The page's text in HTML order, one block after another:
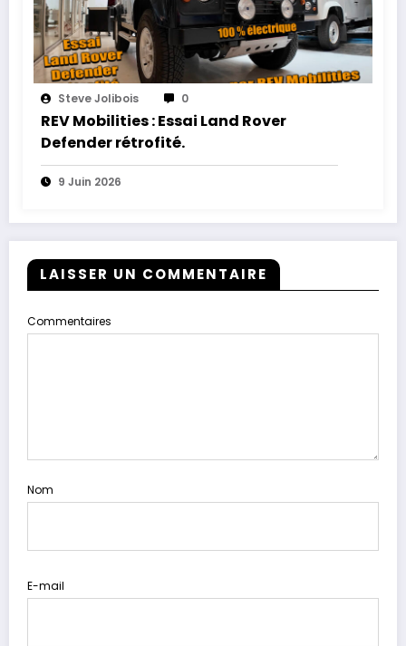
Steve Jolibois 0
REV Mobilities : Essai Land Rover
Defender rétrofité.
9 Juin 2026
LAISSER UN COMMENTAIRE
Commentaires
Nom
E-mail